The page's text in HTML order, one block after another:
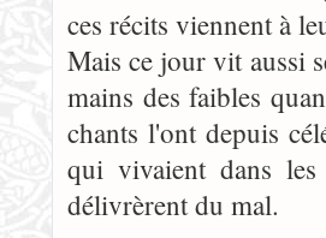
ces récits viennent à
Mais ce jour vit aussi
mains des faibles
chants l'ont depuis
qui vivaient dans
délivrèrent du mal.